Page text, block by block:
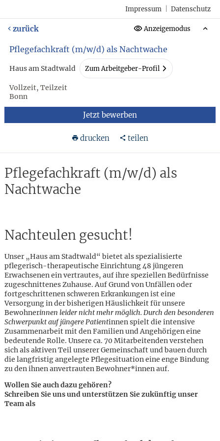
Impressum Datenschutz
zurück Anzeigemodus
Pflegefachkraft (m/w/d) als Nachtwache
Haus am Stadtwald Zum Arbeitgeber-Profil
Vollzeit, Teilzeit
Bonn
Jetzt bewerben
drucken teilen
Pflegefachkraft (m/w/d) als
Nachtwache
Nachteulen gesucht!
Unser „Haus am Stadtwald“ bietet als spezialisierte
pflegerisch-therapeutische Einrichtung 48 jüngeren
Erwachsenen ein vertrautes, auf ihre speziellen Bedürfnisse
zugeschnittenes Zuhause. Auf Grund von Unfällen oder
fortgeschrittenen schweren Erkrankungen ist eine
Versorgung in der bisherigen Häuslichkeit für unsere
Bewohnerinnen leider nicht mehr möglich. Durch den besonderen
Schwerpunkt auf jüngere Patientinnen spielt die intensive
Zusammenarbeit mit den Familien und Angehörigen eine
bedeutende Rolle. Unsere ca. 70 Mitarbeitenden verstehen
sich als aktiven Teil unserer Gemeinschaft und bauen durch
die langfristig angelegte Pflegesituation eine enge Bindung
zu den ihnen anvertrauten Bewohner*innen auf.
Wollen Sie auch dazu gehören?
Schreiben Sie uns und unterstützen Sie zukünftig unser
Team als